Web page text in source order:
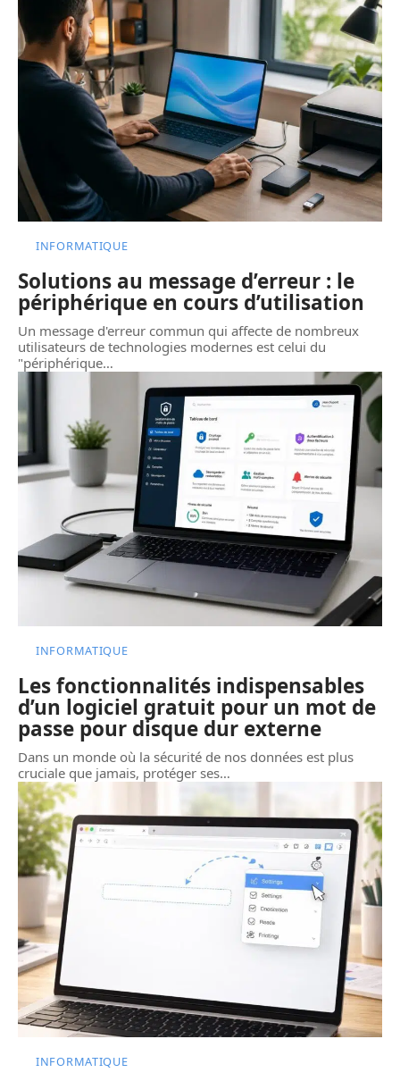
INFORMATIQUE
Solutions au message d’erreur : le
périphérique en cours d’utilisation
Un message d'erreur commun qui affecte de nombreux
utilisateurs de technologies modernes est celui du
"périphérique…
INFORMATIQUE
Les fonctionnalités indispensables
d’un logiciel gratuit pour un mot de
passe pour disque dur externe
Dans un monde où la sécurité de nos données est plus
cruciale que jamais, protéger ses…
INFORMATIQUE